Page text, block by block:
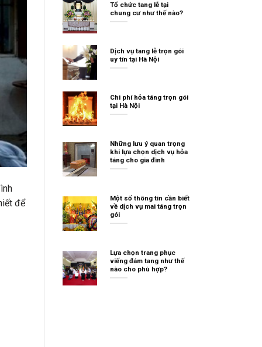
để
Tổ chức tang lễ tại
chung cư như thế nào?
Dịch vụ tang lễ trọn gói
uy tín tại Hà Nội
Chi phí hỏa táng trọn gói
tại Hà Nội
Những lưu ý quan trọng
khi lựa chọn dịch vụ hỏa
táng cho gia đình
Một số thông tin cần biết
về dịch vụ mai táng trọn
gói
Lựa chọn trang phục
viếng đám tang như thế
nào cho phù hợp?